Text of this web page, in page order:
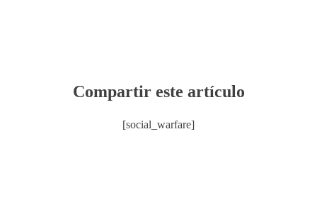
Compartir este artículo
[social_warfare]